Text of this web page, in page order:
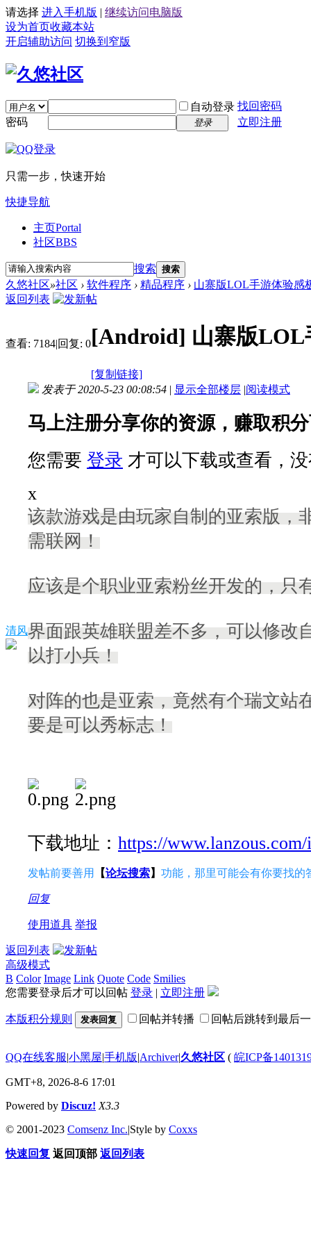
请选择 进入手机版 | 继续访问电脑版
设为首页收藏本站
开启辅助访问 切换到窄版
自动登录 找回密码
密码
登录 立即注册
只需一步，快速开始
快捷导航
主页Portal
社区BBS
搜索 搜索
久悠社区»社区 › 软件程序 › 精品程序 › 山寨版LOL手游体验感
返回列表
查看: 7184|回复: 0[Android] 山寨版LOL
[复制链接]
清风
发表于 2020-5-23 00:08:54 | 显示全部楼层 |阅读模式
马上注册分享你的资源，赚取积
您需要 登录 才可以下载或查看，
x
该款游戏是由玩家自制的亚索版，
需联网！
应该是个职业亚索粉丝开发的，只
界面跟英雄联盟差不多，可以修改
以打小兵！
对阵的也是亚索，竟然有个瑞文站
要是可以秀标志！
下载地址： https://
发帖前要善用 【论坛搜索】 功能，那里可能会有你要找的
回复
使用道具 举报
返回列表
高级模式
B Color Image Link Quote Code Smilies
您需要登录后才可以回帖 登录 | 立即注册
本版积分规则 发表回复 回帖并转播 回帖后跳转到最后
QQ在线客服|小黑屋|手机版|Archiver|久悠社区 ( 皖ICP备
GMT+8, 2026-8-6 17:01
Powered by Discuz! X3.3
© 2001-2023 Comsenz Inc.|Style by Coxxs
快速回复 返回顶部 返回列表